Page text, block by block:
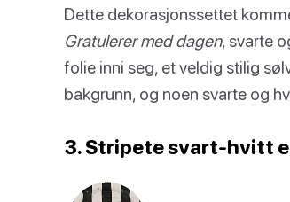
Dette dekorasjonssettet
Gratulerer med dagen, svarte
folie inni seg, et veldig stilig
bakgrunn, og noen svarte og
3. Stripete svart-hvitt